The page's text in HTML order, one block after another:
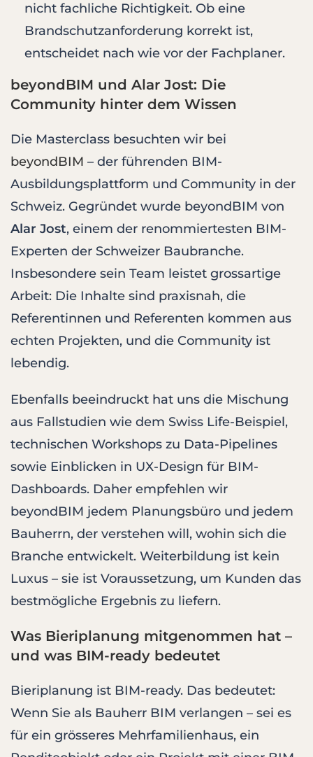
nicht fachliche Richtigkeit. Ob eine
Brandschutzanforderung korrekt ist,
entscheidet nach wie vor der Fachplaner.
beyondBIM und Alar Jost: Die
Community hinter dem Wissen
Die Masterclass besuchten wir bei
beyondBIM – der führenden BIM-
Ausbildungsplattform und Community in der
Schweiz. Gegründet wurde beyondBIM von
Alar Jost, einem der renommiertesten BIM-
Experten der Schweizer Baubranche.
Insbesondere sein Team leistet grossartige
Arbeit: Die Inhalte sind praxisnah, die
Referentinnen und Referenten kommen aus
echten Projekten, und die Community ist
lebendig.
Ebenfalls beeindruckt hat uns die Mischung
aus Fallstudien wie dem Swiss Life-Beispiel,
technischen Workshops zu Data-Pipelines
sowie Einblicken in UX-Design für BIM-
Dashboards. Daher empfehlen wir
beyondBIM jedem Planungsbüro und jedem
Bauherrn, der verstehen will, wohin sich die
Branche entwickelt. Weiterbildung ist kein
Luxus – sie ist Voraussetzung, um Kunden das
bestmögliche Ergebnis zu liefern.
Was Bieriplanung mitgenommen hat –
und was BIM-ready bedeutet
Bieriplanung ist BIM-ready. Das bedeutet:
Wenn Sie als Bauherr BIM verlangen – sei es
für ein grösseres Mehrfamilienhaus, ein